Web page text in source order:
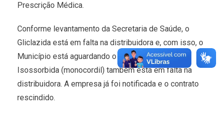
Prescrição Médica.
Conforme levantamento da Secretaria de Saúde, o
Gliclazida está em falta na distribuidora e, com isso, o
Município está aguardando o reabastecimento.
Isossorbida (monocordil) também está em falta na
distribuidora. A empresa já foi notificada e o contrato
rescindido.